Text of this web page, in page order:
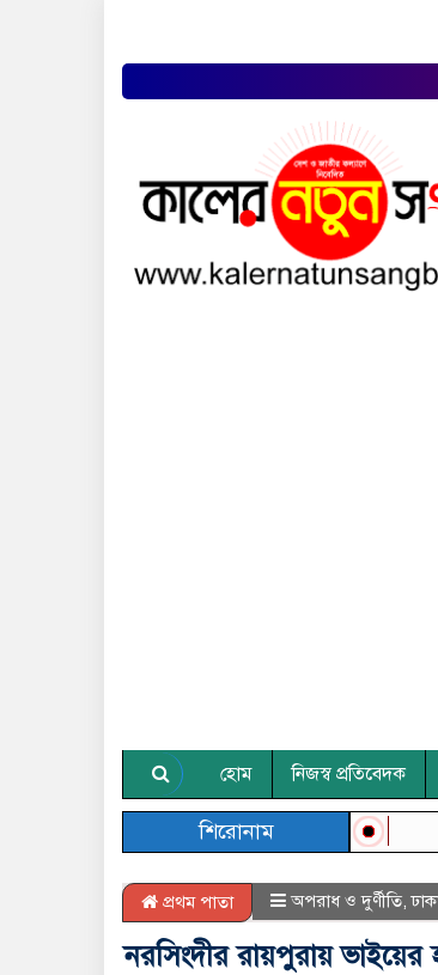
হোম নিজস্ব প্রতিবেদক
শিরোনাম
প্রথম পাতা অপরাধ ও দুর্ণীতি,
নরসিংদীর রায়পুরায় ভাইয়ের